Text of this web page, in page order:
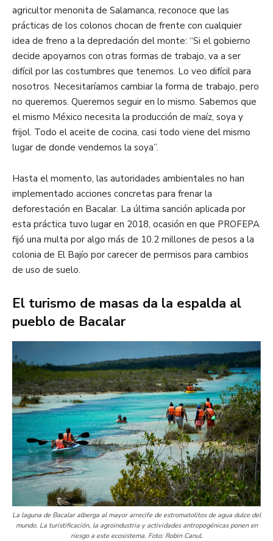
agricultor menonita de Salamanca, reconoce que las
prácticas de los colonos chocan de frente con cualquier
idea de freno a la depredación del monte: “Si el gobierno
decide apoyarnos con otras formas de trabajo, va a ser
difícil por las costumbres que tenemos. Lo veo difícil para
nosotros. Necesitaríamos cambiar la forma de trabajo, pero
no queremos. Queremos seguir en lo mismo. Sabemos que
el mismo México necesita la producción de maíz, soya y
frijol. Todo el aceite de cocina, casi todo viene del mismo
lugar de donde vendemos la soya”.
Hasta el momento, las autoridades ambientales no han
implementado acciones concretas para frenar la
deforestación en Bacalar. La última sanción aplicada por
esta práctica tuvo lugar en 2018, ocasión en que PROFEPA
fijó una multa por algo más de 10.2 millones de pesos a la
colonia de El Bajío por carecer de permisos para cambios
de uso de suelo.
El turismo de masas da la espalda al
pueblo de Bacalar
La laguna de Bacalar alberga al mayor arrecife de estromatolitos de agua dulce del
mundo. La turistificación, la agroindustria y actividades antropogénicas ponen en
riesgo a este ecosistema. Foto: Robin Canul.